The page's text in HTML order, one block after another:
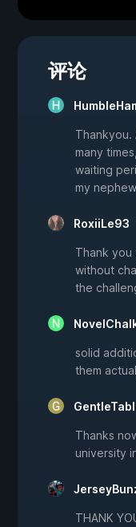
评论
Thankyou.
many
waiting
my
RoxiiLe93
Thank you
without
the
solid
them
Thanks
university
THANK